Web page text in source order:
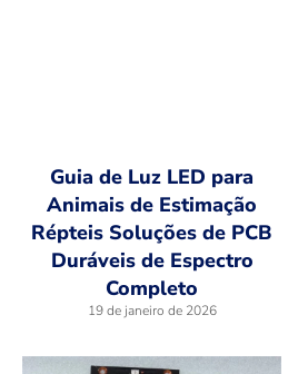
Guia de Luz LED para
Animais de Estimação
Répteis Soluções de PCB
Duráveis de Espectro
Completo
19 de janeiro de 2026